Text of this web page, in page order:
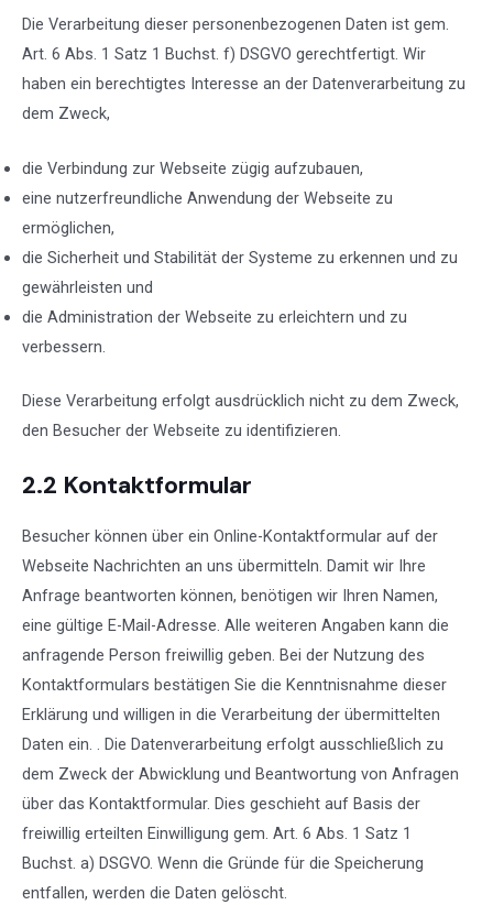
Die Verarbeitung dieser personenbezogenen Daten ist gem.
Art. 6 Abs. 1 Satz 1 Buchst. f) DSGVO gerechtfertigt. Wir
haben ein berechtigtes Interesse an der Datenverarbeitung zu
dem Zweck,
die Verbindung zur Webseite zügig aufzubauen,
eine nutzerfreundliche Anwendung der Webseite zu
ermöglichen,
die Sicherheit und Stabilität der Systeme zu erkennen und zu
gewährleisten und
die Administration der Webseite zu erleichtern und zu
verbessern.
Diese Verarbeitung erfolgt ausdrücklich nicht zu dem Zweck,
den Besucher der Webseite zu identifizieren.
2.2 Kontaktformular
Besucher können über ein Online-Kontaktformular auf der
Webseite Nachrichten an uns übermitteln. Damit wir Ihre
Anfrage beantworten können, benötigen wir Ihren Namen,
eine gültige E-Mail-Adresse. Alle weiteren Angaben kann die
anfragende Person freiwillig geben. Bei der Nutzung des
Kontaktformulars bestätigen Sie die Kenntnisnahme dieser
Erklärung und willigen in die Verarbeitung der übermittelten
Daten ein. . Die Datenverarbeitung erfolgt ausschließlich zu
dem Zweck der Abwicklung und Beantwortung von Anfragen
über das Kontaktformular. Dies geschieht auf Basis der
freiwillig erteilten Einwilligung gem. Art. 6 Abs. 1 Satz 1
Buchst. a) DSGVO. Wenn die Gründe für die Speicherung
entfallen, werden die Daten gelöscht.